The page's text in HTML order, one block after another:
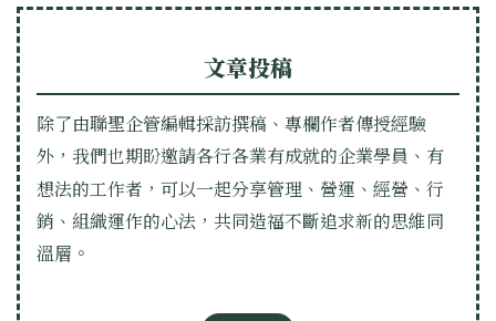
文章投稿
除了由聯聖企管編輯採訪撰稿、專欄作者傳授經驗
外，我們也期盼邀請各行各業有成就的企業學員、有
想法的工作者，可以一起分享管理、營運、經營、行
銷、組織運作的心法，共同造福不斷追求新的思維同
溫層。